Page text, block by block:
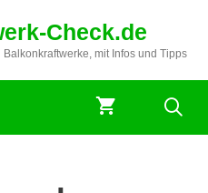
Check.de
mit Infos und Tipps